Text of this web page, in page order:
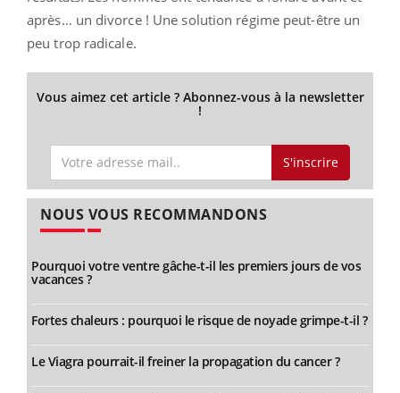
après… un divorce ! Une solution régime peut-être un
peu trop radicale.
Vous aimez cet article ? Abonnez-vous à la newsletter
!
S'inscrire
NOUS VOUS RECOMMANDONS
Pourquoi votre ventre gâche-t-il les premiers jours de vos
vacances ?
Fortes chaleurs : pourquoi le risque de noyade grimpe-t-il ?
Le Viagra pourrait-il freiner la propagation du cancer ?